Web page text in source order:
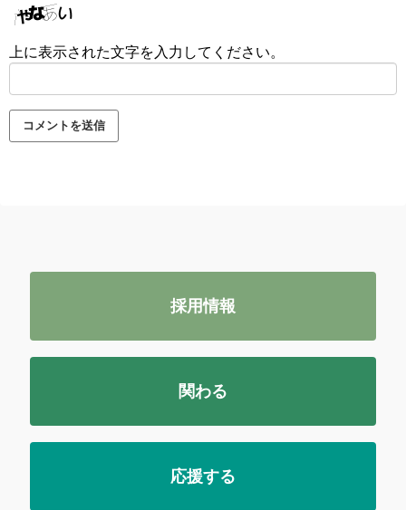
上に表示された文字を入力してください。
採用情報
関わる
応援する